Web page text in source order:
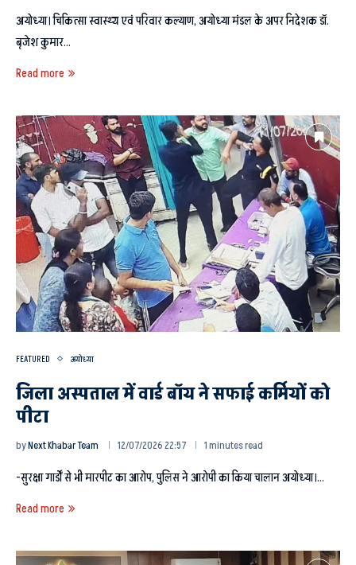
अयोध्या। चिकित्सा स्वास्थ्य एवं परिवार कल्याण, अयोध्या मंडल के अपर निदेशक डॉ.
बृजेश कुमार…
Read more
FEATURED अयोध्या
जिला अस्पताल में वार्ड बॉय ने सफाई कर्मियों को
पीटा
byNext Khabar Team 12/07/2026 22:57 1 minutes read
-सुरक्षा गार्डों से भी मारपीट का आरोप, पुलिस ने आरोपी का किया चालान अयोध्या।…
Read more